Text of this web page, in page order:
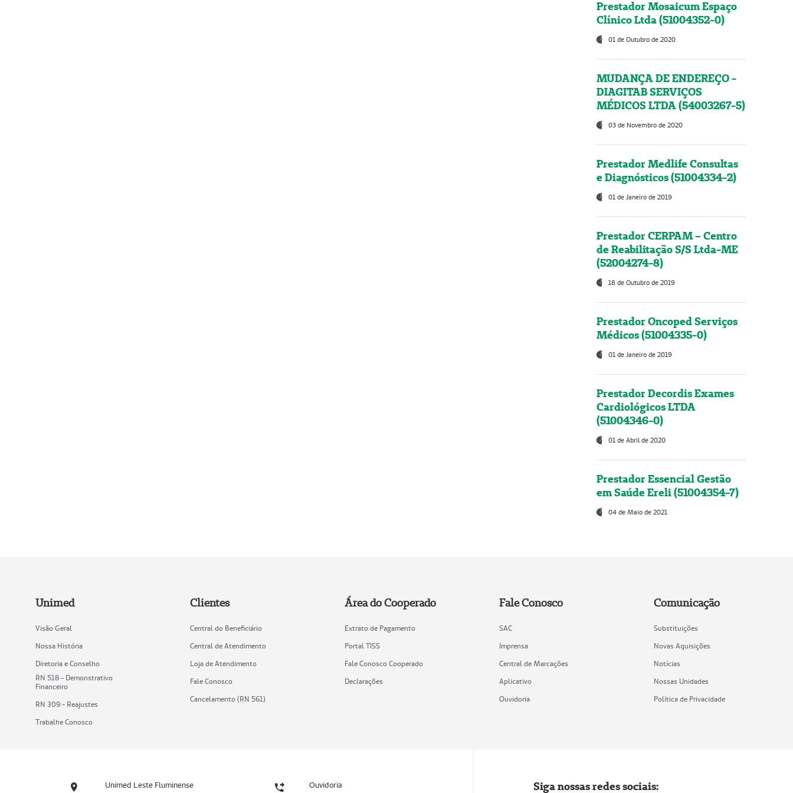
Prestador Mosaicum Espaço
Clínico Ltda (51004352-0)
01 de Outubro de 2020
MUDANÇA DE ENDEREÇO -
DIAGITAB SERVIÇOS
MÉDICOS LTDA (54003267-5)
03 de Novembro de 2020
Prestador Medlife Consultas
e Diagnósticos (51004334-2)
01 de Janeiro de 2019
Prestador CERPAM – Centro
de Reabilitação S/S Ltda-ME
(52004274-8)
18 de Outubro de 2019
Prestador Oncoped Serviços
Médicos (51004335-0)
01 de Janeiro de 2019
Prestador Decordis Exames
Cardiológicos LTDA
(51004346-0)
01 de Abril de 2020
Prestador Essencial Gestão
em Saúde Ereli (51004354-7)
04 de Maio de 2021
Unimed
Visão Geral
Nossa História
Diretoria e Conselho
RN 518 - Demonstrativo
Financeiro
RN 309 - Reajustes
Trabalhe Conosco
Clientes
Central do Beneficiário
Central de Atendimento
Loja de Atendimento
Fale Conosco
Cancelamento (RN 561)
Área do Cooperado
Extrato de Pagamento
Portal TISS
Fale Conosco Cooperado
Declarações
Fale Conosco
SAC
Imprensa
Central de Marcações
Aplicativo
Ouvidoria
Comunicação
Substituições
Novas Aquisições
Notícias
Nossas Unidades
Política de Privacidade
Unimed Leste Fluminense Ouvidoria Siga nossas redes sociais: